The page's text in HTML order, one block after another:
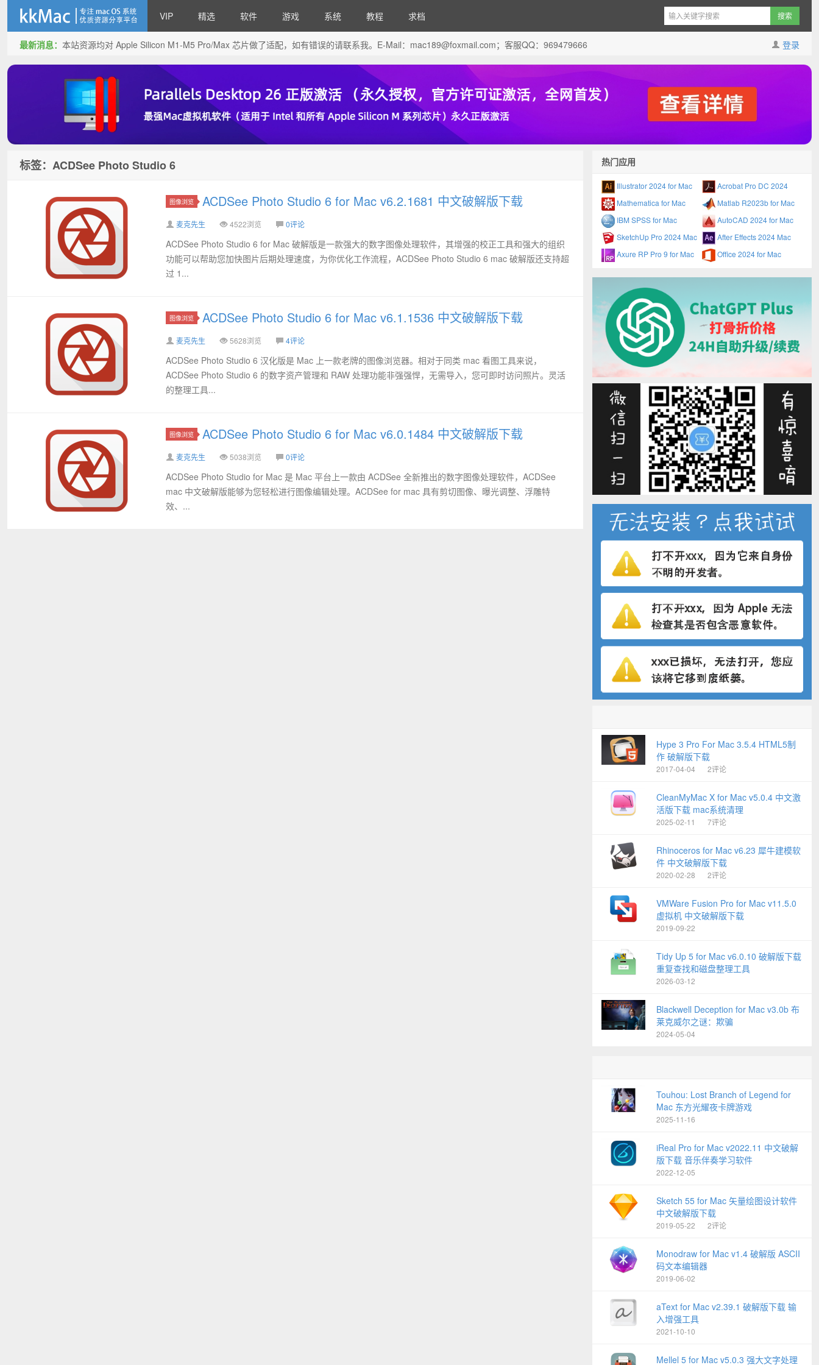
kkMac
VIP 精选 软件 游戏 系统 教程 求档
登录
最新消息： 本站资源均对 Apple Silicon M1-M5 Pro/Max 芯片做了适配，如有错误的请联系我。E-Mail： mac189@foxmail.com；客服QQ：969479666
标签：ACDSee Photo Studio 6
图像浏览 ACDSee Photo Studio 6 for Mac v6.2.1681 中文破解版下载
麦克先生 4522浏览 0评论
ACDSee Photo Studio 6 for Mac 破解版是一款强大的数字图像处理软件，其增强的校正工具和强大的组织
功能可以帮助您加快图片后期处理速度，为你优化工作流程，ACDSee Photo Studio 6 mac 破解版还支持超
过 1...
图像浏览 ACDSee Photo Studio 6 for Mac v6.1.1536 中文破解版下载
麦克先生 5628浏览 4评论
ACDSee Photo Studio 6 汉化版是 Mac 上一款老牌的图像浏览器。相对于同类 mac 看图工具来说，
ACDSee Photo Studio 6 的数字资产管理和 RAW 处理功能非强强悍，无需导入，您可即时访问照片。灵活
的整理工具...
图像浏览 ACDSee Photo Studio 6 for Mac v6.0.1484 中文破解版下载
麦克先生 5038浏览 0评论
ACDSee Photo Studio for Mac 是 Mac 平台上一款由 ACDSee 全新推出的数字图像处理软件，ACDSee
mac 中文破解版能够为您轻松进行图像编辑处理。ACDSee for mac 具有剪切图像、曝光调整、浮雕特
效、...
热门应用
Illustrator 2024 for Mac
Acrobat Pro DC 2024
Mathematica for Mac
Matlab R2023b for Mac
IBM SPSS for Mac
AutoCAD 2024 for Mac
SketchUp Pro 2024 Mac
After Effects 2024 Mac
Axure RP Pro 9 for Mac
Office 2024 for Mac
Hype 3 Pro For Mac 3.5.4 HTML5制
作 破解版下载
2017-04-04 2评论
CleanMyMac X for Mac v5.0.4 中文激
活版下载 mac系统清理
2025-02-11 7评论
Rhinoceros for Mac v6.23 犀牛建模软
件 中文破解版下载
2020-02-28 2评论
VMWare Fusion Pro for Mac v11.5.0
虚拟机 中文破解版下载
2019-09-22
Tidy Up 5 for Mac v6.0.10 破解版下载
重复查找和磁盘整理工具
2026-03-12
Blackwell Deception for Mac v3.0b 布
莱克威尔之谜：欺骗
2024-05-04
Touhou: Lost Branch of Legend for
Mac 东方光耀夜卡牌游戏
2025-11-16
iReal Pro for Mac v2022.11 中文破解
版下载 音乐伴奏学习软件
2022-12-05
Sketch 55 for Mac 矢量绘图设计软件
中文破解版下载
2019-05-22 2评论
Monodraw for Mac v1.4 破解版 ASCII
码文本编辑器
2019-06-02
aText for Mac v2.39.1 破解版下载 输
入增强工具
2021-10-10
Mellel 5 for Mac v5.0.3 强大文字处理